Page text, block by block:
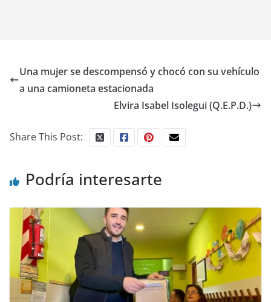
Una mujer se descompensó y chocó con su vehículo
a una camioneta estacionada
Elvira Isabel Isolegui (Q.E.P.D.)
Share This Post:
Podría interesarte